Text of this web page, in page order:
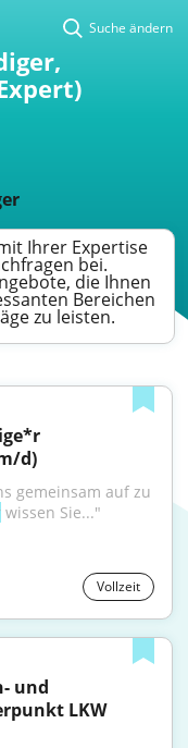
Suche ändern
Ihrer Expertise
bei.
die Ihnen
Bereichen
zu leisten.
d)
gemeinsam auf zu
wissen Sie..."
Vollzeit
und
LKW